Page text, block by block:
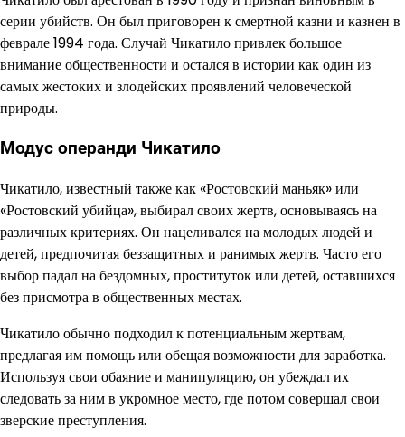
серии убийств. Он был приговорен к смертной казни и казнен в
феврале 1994 года. Случай Чикатило привлек большое
внимание общественности и остался в истории как один из
самых жестоких и злодейских проявлений человеческой
природы.
Модус операнди Чикатило
Чикатило, известный также как «Ростовский маньяк» или
«Ростовский убийца», выбирал своих жертв, основываясь на
различных критериях. Он нацеливался на молодых людей и
детей, предпочитая беззащитных и ранимых жертв. Часто его
выбор падал на бездомных, проституток или детей, оставшихся
без присмотра в общественных местах.
Чикатило обычно подходил к потенциальным жертвам,
предлагая им помощь или обещая возможности для заработка.
Используя свои обаяние и манипуляцию, он убеждал их
следовать за ним в укромное место, где потом совершал свои
зверские преступления.